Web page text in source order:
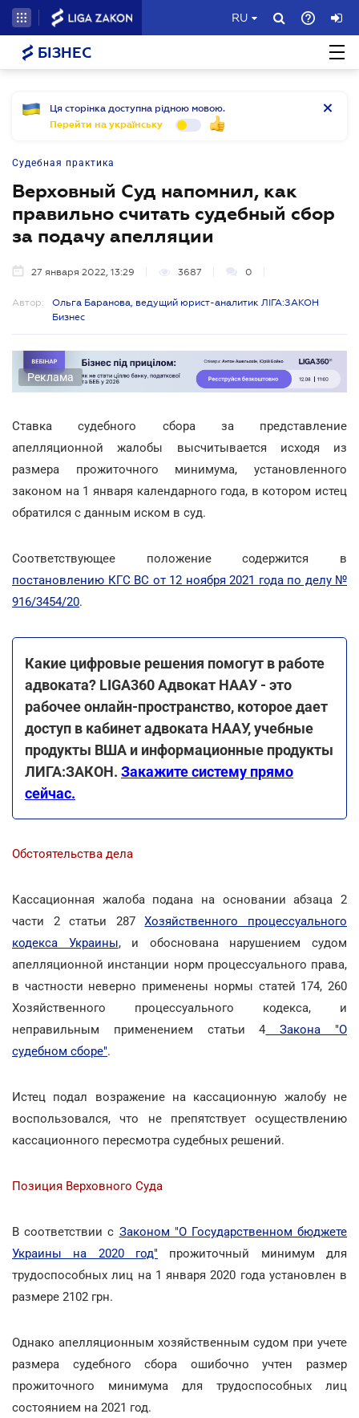
RU
БІЗНЕС
Ця сторінка доступна рідною мовою.
Перейти на українську
Судебная практика
Верховный Суд напомнил, как
правильно считать судебный сбор
за подачу апелляции
27 января 2022, 13:29 3687 0
Автор:
Ольга Баранова, ведущий юрист-аналитик ЛІГА:ЗАКОН
Бизнес
Реклама
Ставка судебного сбора за представление
апелляционной жалобы высчитывается исходя из
размера прожиточного минимума, установленного
законом на 1 января календарного года, в котором истец
обратился с данным иском в суд.
Соответствующее положение содержится в
постановлению КГС ВС от 12 ноября 2021 года по делу №
916/3454/20.
Какие цифровые решения помогут в работе
адвоката? LIGA360 Адвокат НААУ - это
рабочее онлайн-пространство, которое дает
доступ в кабинет адвоката НААУ, учебные
продукты ВША и информационные продукты
ЛИГА:ЗАКОН. Закажите систему прямо
сейчас.
Обстоятельства дела
Кассационная жалоба подана на основании абзаца 2
части 2 статьи 287Хозяйственного процессуального
кодекса Украины, и обоснована нарушением судом
апелляционной инстанции норм процессуального права,
в частности неверно применены нормы статей 174, 260
Хозяйственного процессуального кодекса, и
неправильным применением статьи 4 Закона "О
судебном сборе".
Истец подал возражение на кассационную жалобу не
воспользовался, что не препятствует осуществлению
кассационного пересмотра судебных решений.
Позиция Верховного Суда
В соответствии с Законом "О Государственном бюджете
Украины на 2020 год" прожиточный минимум для
трудоспособных лиц на 1 января 2020 года установлен в
размере 2102 грн.
Однако апелляционным хозяйственным судом при учете
размера судебного сбора ошибочно учтен размер
прожиточного минимума для трудоспособных лиц
состоянием на 2021 год.